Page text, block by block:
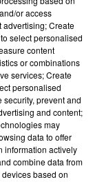
Parc animalier de...
voir l’éclipse
la recherche de...
Nice
or access
advertising; Create
select personalised
content
or combinations
services; Create
personalised
prevent and
and content;
may
data to offer
information actively
combine data from
based on